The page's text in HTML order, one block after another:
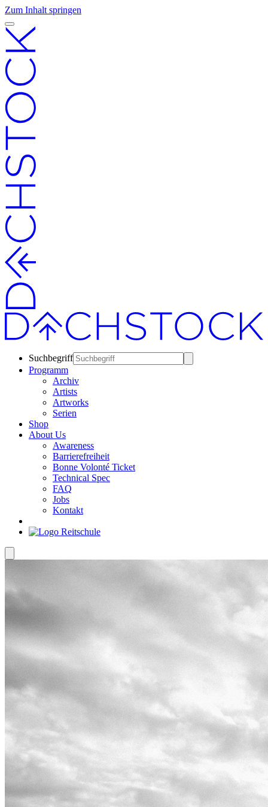
Zum Inhalt springen
Suchbegriff
Programm
Archiv
Artists
Artworks
Serien
Shop
About Us
Awareness
Barrierefreiheit
Bonne Volonté Ticket
Technical Spec
FAQ
Jobs
Kontakt